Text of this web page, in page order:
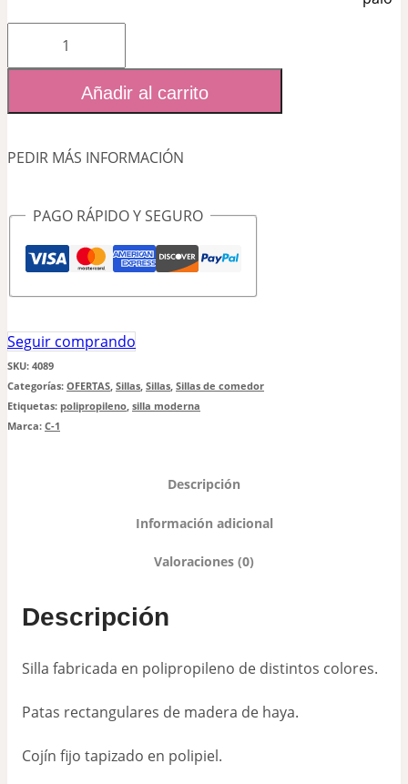
Megan
Añadir al carrito
PEDIR MÁS INFORMACIÓN
PAGO RÁPIDO Y SEGURO
Seguir comprando
SKU: 4089
Categorías: OFERTAS, Sillas, Sillas, Sillas de comedor
Etiquetas: polipropileno, silla moderna
Marca: C-1
Descripción
Información adicional
Valoraciones (0)
Descripción
Silla fabricada en polipropileno de distintos colores.
Patas rectangulares de madera de haya.
Cojín fijo tapizado en polipiel.